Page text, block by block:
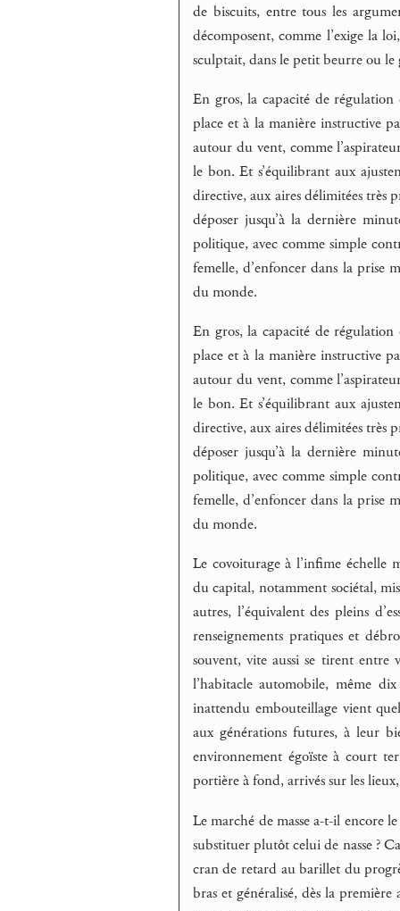
de biscuits, entre tous les
décomposent, comme l’exige la
sculptait, dans le petit beurre ou le
En gros, la capacité de
place et à la manière instructive
autour du vent, comme
le bon. Et s’équilibrant aux
directive, aux aires délimitées très
déposer jusqu’à la dernière
politique, avec comme simple
femelle, d’enfoncer dans la prise
du monde.
En gros, la capacité de
place et à la manière instructive
autour du vent, comme
le bon. Et s’équilibrant aux
directive, aux aires délimitées très
déposer jusqu’à la dernière
politique, avec comme simple
femelle, d’enfoncer dans la prise
du monde.
Le covoiturage à l’infime échelle
du capital, notamment sociétal,
autres, l’équivalent des pleins
renseignements pratiques et
souvent, vite aussi se tirent entre
l’habitacle automobile, même
inattendu embouteillage vient
aux générations futures, à leur
environnement égoïste à court
portière à fond, arrivés sur les
Le marché de masse a-t-il encore
substituer plutôt celui de nasse ?
cran de retard au barillet du
bras et généralisé, dès la